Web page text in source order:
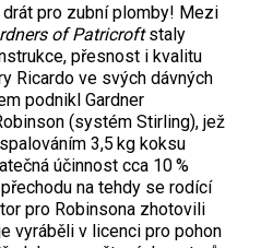
pro zubní plomby! Mezi
of Patricroftstaly
přesnost i kvalitu
Ricardo ve svých dávných
podnikl Gardner
(systém Stirling), jež
3,5 kg koksu
účinnost cca 10 %
na tehdy se rodící
pro Robinsona zhotovili
vyráběli v licenci pro pohon